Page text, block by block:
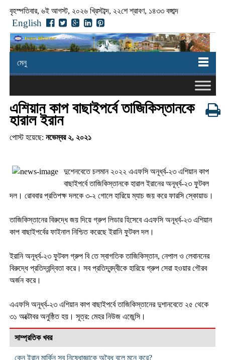
বৃহস্পতিবার, ৬ই আগস্ট, ২০২৬ খ্রিস্টাব্দ, ২২শে শ্রাবণ, ১৪৩৩ বঙ্গাব্দ
English
মেনু
এশিয়ান কাপ বাছাইপর্বে তাজিকিস্তানকে
হারাল ইরান
পোস্ট হয়েছে: নভেম্বর ২, ২০২১
দুশেনবেতে চলমান ২০২২ এএফসি অনূর্ধ্ব-২৩ এশিয়ান কাপ
বাছাইপর্বে তাজিকিস্তানকে হারাল ইরানের অনূর্ধ্ব-২৩ ফুটবল
দল। রোববার প্রতিপক্ষ দলকে ৩-২ গোলে হারিয়ে ম্যাচ জয় করে ফারসি স্কোয়াড।
তাজিকিস্তানের বিরুদ্ধে জয় দিয়ে গ্রুপ লিডার হিসেবে এএফসি অনূর্ধ্ব-২৩ এশিয়ান
কাপ বাছাইপর্বের ফাইনাল নিশ্চিত করেছে ইরানি ফুটবল দল।
ইরানি অনূর্ধ্ব-২৩ ফুটবল গ্রুপ বি তে স্বাগতিক তাজিকিস্তান, নেপাল ও লেবাননের
বিরুদ্ধে প্রতিদ্বন্দ্বিতা করে। সব প্রতিদ্বন্দ্বীকে হারিয়ে গ্রুপ সেরা হওয়ার গৌরব
অর্জন করে।
এএফসি অনূর্ধ্ব-২৩ এশিয়ান কাপ বাছাইপর্বে তাজিকিস্তানের দুশানবেতে ২৫ থেকে
৩১ অক্টোবর অনুষ্ঠিত হয়। সূত্র: মেহর নিউজ এজেন্সি।
সাম্প্রতিক খবর
কেন ইরান মার্কিন সব নিষেধাজ্ঞাকে অবৈধ বলে মনে করে?